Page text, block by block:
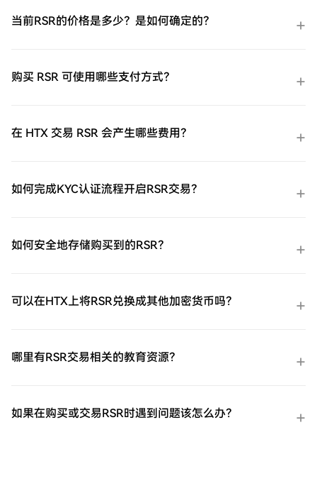
当前RSR的价格是多少？是如何确定的？
购买 RSR 可使用哪些支付方式？
在 HTX 交易 RSR 会产生哪些费用？
如何完成KYC认证流程开启RSR交易？
如何安全地存储购买到的RSR？
可以在HTX上将RSR兑换成其他加密货币吗？
哪里有RSR交易相关的教育资源？
如果在购买或交易RSR时遇到问题该怎么办？